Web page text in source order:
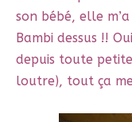
son bébé, elle
Bambi dessus !!
depuis toute
loutre), tout ça